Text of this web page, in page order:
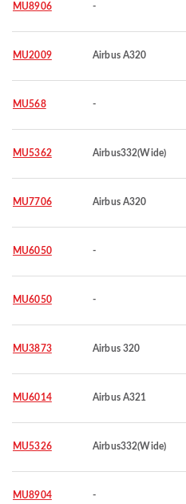
MU8906 -
MU2009 Airbus A320
MU568 -
MU5362 Airbus332(Wide)
MU7706 Airbus A320
MU6050 -
MU6050 -
MU3873 Airbus 320
MU6014 Airbus A321
MU5326 Airbus332(Wide)
MU8904 -